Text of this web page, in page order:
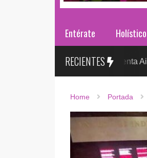
Entérate Holístico
RECIENTES
Sr. González presenta Aire de
Home Portada